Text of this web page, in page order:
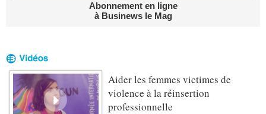
Abonnement en ligne
à Businews le Mag
Aider les femmes victimes de
violence à la réinsertion
professionnelle